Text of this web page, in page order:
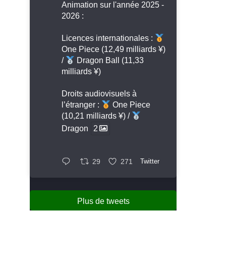
Animation sur l'année 2025 -
2026 :
Licences internationales :
One Piece (12,49 milliards ¥)
/
Dragon Ball (11,33
milliards ¥)
Droits audiovisuels à
l’étranger :
One Piece
(10,21 milliards ¥) /
Dragon
2
29 271 Twitter
Plus de tweets